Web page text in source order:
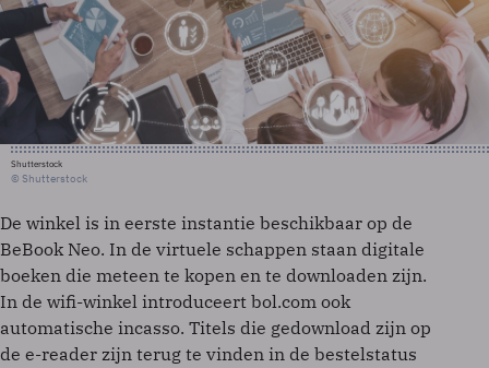
Shutterstock
© Shutterstock
De winkel is in eerste instantie beschikbaar op de
BeBook Neo. In de virtuele schappen staan digitale
boeken die meteen te kopen en te downloaden zijn.
In de wifi-winkel introduceert bol.com ook
automatische incasso. Titels die gedownload zijn op
de e-reader zijn terug te vinden in de bestelstatus